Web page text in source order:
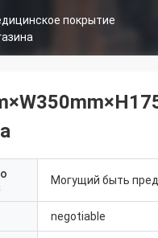
покрытие
Могущий быть
negotiable